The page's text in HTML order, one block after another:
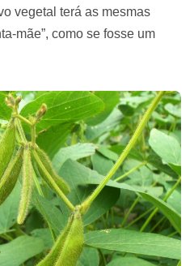
vegetal terá as mesmas
mãe”, como se fosse um